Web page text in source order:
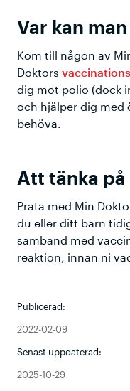
Var kan
Kom till någon av
Doktors
dig mot polio (dock
och hjälper dig med
behöva.
Att tänka på
Prata med Min
du eller ditt barn
samband med
reaktion, innan ni
Publicerad:
2022-02-09
Senast uppdaterad:
2025-10-29